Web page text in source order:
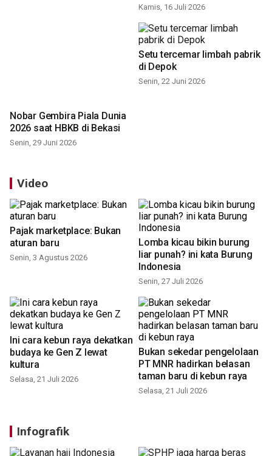
Kamis, 16 Juli 2026
Nobar Gembira Piala Dunia
2026 saat HBKB di Bekasi
Senin, 29 Juni 2026
Video
aturan baru
Senin, 3 Agustus 2026
liar punah? ini kata Burung
Indonesia
Senin, 27 Juli 2026
Ini cara kebun raya dekatkan